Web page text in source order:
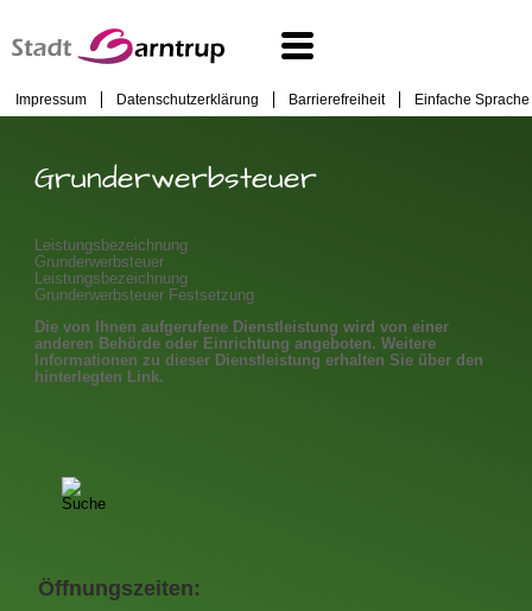
Impressum Datenschutzerklärung Barrierefreiheit Einfache Sprache
Grunderwerbsteuer
Leistungsbezeichnung
Grunderwerbsteuer
Leistungsbezeichnung
Grunderwerbsteuer Festsetzung
Die von Ihnen aufgerufene Dienstleistung wird von einer
anderen Behörde oder Einrichtung angeboten. Weitere
Informationen zu dieser Dienstleistung erhalten Sie über den
hinterlegten Link.
Öffnungszeiten: